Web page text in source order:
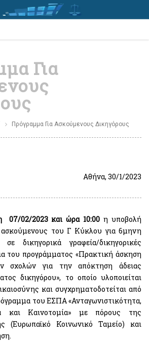
Για
Πρόγραμμα Για Ασκούμενους Δικηγόρους
Αθήνα, 30/1/2023
07/02/2023 και ώρα 10:00 η υποβολή
του Γ Κύκλου για 6μηνη
δικηγορικά γραφεία/δικηγορικές
του προγράμματος «Πρακτική άσκηση
σχολών για την απόκτηση άδειας
δικηγόρου», το οποίο υλοποιείται
και συγχρηματοδοτείται από
του ΕΣΠΑ «Ανταγωνιστικότητα,
και Καινοτομία» με πόρους της
(Ευρωπαϊκό Κοινωνικό Ταμείο) και